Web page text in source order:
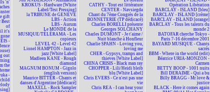
'n'
gift
Best
of
it's
gone
-
out
the
-
KROKUS - Hardware [White
Label/Test Pressing]
la TRIBUNE de GENÈVE
LBS - Action
LBS - Aurum
Le MONDE de la
MUSIQUE/TÉLÉRAMA - Les
copieurs
LEVEL 42 - Level 42
Lionel HAMPTON - Jazz in
jazz [White Label]
Madleen KANE - Rough
diamond
MAGNUM BONUM - Gigolo
(english version)
Maurice BITTER - Chants et
danses d'Argentine [dédicacé]
MAXELL - Rock Sampler
CATHY - Tout est littérature
CENTER - Navsiegda
Chant du 7ème Congrès de la
BONNETERIE (TP dédicacé)
Charles BORELLI présente
Georges SOLCHANY
Charles DUMONT - Je t'aime /
Nuit blanche à Honfleur
Charlie SPAHN - Loving you,
loving me
CHER - Gypsys, tramps and
thieves [White Label]
CHINA CRISIS - Black man ray
CHOPPER - Lili/Heidi bleib
blu [White Label]
Chris EVERS - Ce n'est pas une
vie
Chris REA - I can hear your
Opération Libération
BARCLAY - ISLAND [bleu]
BARCLAY - ISLAND [crème]
BARCLAY - ISLAND [orange]
BARCLAY - Tous les talents du
monde 2
BATOFAR cherche Tokyo -
Paris 7-16 décembre 2001
BAYARD MUSIQUE - Chants
sacrés
BBM - Where in the world (edit)
Béatrice URIA-MONZON -
Carmen
BETTY BOOP - 1001 nuits
Bill DERAIME - Qui a bu
Billy BRAGG - Mr love &
justice
BLACK - Here it comes again